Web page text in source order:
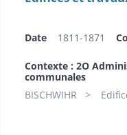
Date 1811-1871
Contexte : 2O
communales
BISCHWIHR